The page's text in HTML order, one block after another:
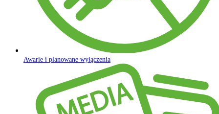
Awarie i planowane wyłączenia